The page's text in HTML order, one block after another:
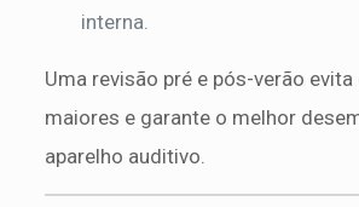
interna.
Uma revisão pré e pós-verão
maiores e garante o melhor
aparelho auditivo.